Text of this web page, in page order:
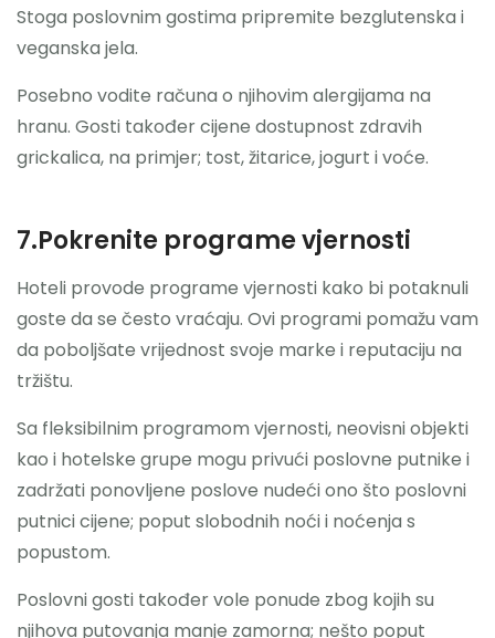
Stoga poslovnim gostima pripremite bezglutenska i
veganska jela.
Posebno vodite računa o njihovim alergijama na
hranu. Gosti također cijene dostupnost zdravih
grickalica, na primjer; tost, žitarice, jogurt i voće.
7.Pokrenite programe vjernosti
Hoteli provode programe vjernosti kako bi potaknuli
goste da se često vraćaju. Ovi programi pomažu vam
da poboljšate vrijednost svoje marke i reputaciju na
tržištu.
Sa fleksibilnim programom vjernosti, neovisni objekti
kao i hotelske grupe mogu privući poslovne putnike i
zadržati ponovljene poslove nudeći ono što poslovni
putnici cijene; poput slobodnih noći i noćenja s
popustom.
Poslovni gosti također vole ponude zbog kojih su
njihova putovanja manje zamorna; nešto poput